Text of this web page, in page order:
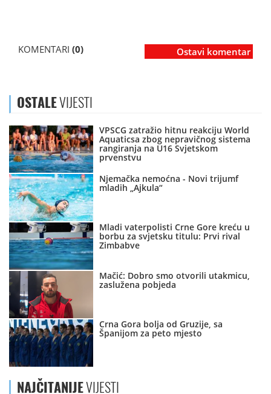
KOMENTARI (0) Ostavi komentar
OSTALEVIJESTI
VPSCG zatražio hitnu reakciju World
Aquaticsa zbog nepravičnog sistema
rangiranja na U16 Svjetskom
prvenstvu
Njemačka nemoćna - Novi trijumf
mladih „Ajkula“
Mladi vaterpolisti Crne Gore kreću u
borbu za svjetsku titulu: Prvi rival
Zimbabve
Mačić: Dobro smo otvorili utakmicu,
zaslužena pobjeda
Crna Gora bolja od Gruzije, sa
Španijom za peto mjesto
NAJČITANIJEVIJESTI